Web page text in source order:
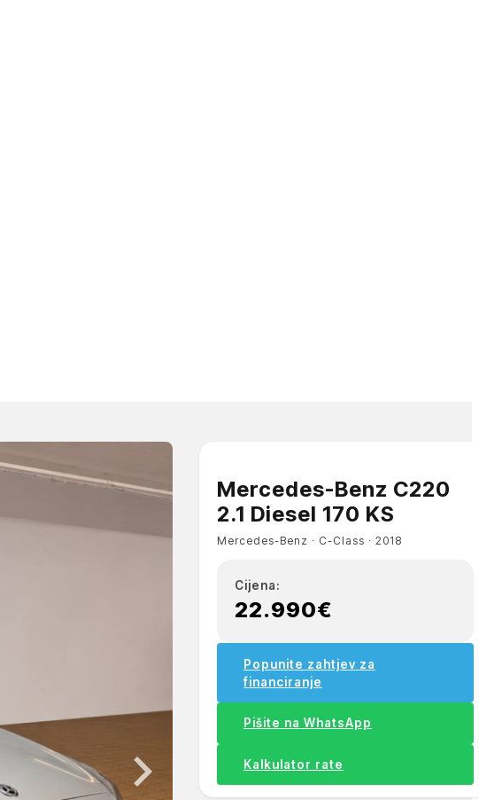
Mercedes-Benz C220
2.1 Diesel 170 KS
Mercedes-Benz ∙ C-Class ∙ 2018
Cijena:
22.990€
Popunite zahtjev za
financiranje
Pišite na WhatsApp
Kalkulator rate